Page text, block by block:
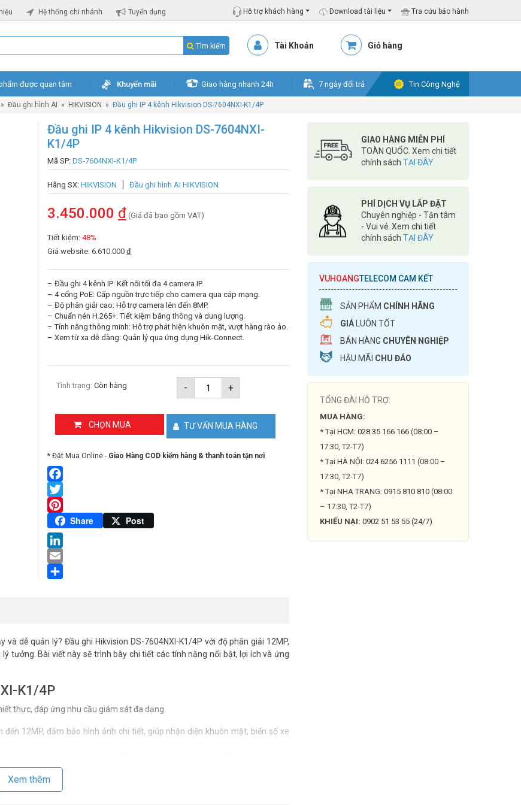
Hệ thống chi nhánh Tuyển dụng Hỗ trợ khách hàng Download tài liệu Tra cứu bảo hành
Tìm kiếm Tài Khoản Giỏ hàng
được quan tâm Khuyến mãi Giao hàng nhanh 24h 7 ngày đổi trả Tin Công Nghệ
» Đầu ghi hình AI » HIKVISION » Đầu ghi IP 4 kênh Hikvision DS-7604NXI-K1/4P
Đầu ghi IP 4 kênh Hikvision DS-7604NXI-
K1/4P
Mã SP: DS-7604NXI-K1/4P
Hãng SX: HIKVISION Đầu ghi hình AI HIKVISION
3.450.000 đ (Giá đã bao gồm VAT)
Tiết kiệm: 48%
Giá website: 6.610.000 đ
– Đầu ghi 4 kênh IP: Kết nối tối đa 4 camera IP.
– 4 cổng PoE: Cấp nguồn trực tiếp cho camera qua cáp mạng.
– Độ phân giải cao: Hỗ trợ camera lên đến 8MP.
– Chuẩn nén H.265+: Tiết kiệm băng thông và dung lượng.
– Tính năng thông minh: Hỗ trợ phát hiện khuôn mặt, vượt hàng rào ảo.
– Xem từ xa dễ dàng: Quản lý qua ứng dụng Hik-Connect.
-
Đầu
ghi
IP
kênh
Hikvision
DS-
K1/4P
+
Tình trạng: Còn hàng
CHỌN MUA TƯ VẤN MUA HÀNG
* Đặt Mua Online - Giao Hàng COD kiểm hàng & thanh toán tận nơi
Facebook
Twitter
Pinterest
Share Post
LinkedIn
Email
dễ quản lý? Đầu ghi Hikvision DS-7604NXI-K1/4P với độ phân giải 12MP,
tưởng. Bài viết này sẽ trình bày chi tiết các tính năng nổi bật, lợi ích và ứng
K1/4P
thực, đáp ứng nhu cầu giám sát đa dạng.
12MP, đảm bảo hình ảnh chi tiết, giúp nhận diện khuôn mặt, biển số xe
nguồn và truyền dữ liệu cho camera IP qua một dây cáp, đơn giản hóa việc
Xem thêm
GIAO HÀNG MIỄN PHÍ
TOÀN QUỐC. Xem chi tiết
chính sách TẠI ĐÂY
PHÍ DỊCH VỤ LẮP ĐẶT
Chuyên nghiệp - Tận tâm
- Vui vẻ. Xem chi tiết
chính sách TẠI ĐÂY
VUHOANGTELECOM CAM KẾT
SẢN PHẨM CHÍNH HÃNG
GIÁ LUÔN TỐT
BÁN HÀNG CHUYÊN NGHIỆP
HẬU MÃI CHU ĐÁO
TỔNG ĐÀI HỖ TRỢ:
MUA HÀNG:
* Tại HCM: 028 35 166 166 (08:00 –
17:30, T2-T7)
* Tại HÀ NỘI: 024 6256 1111 (08:00 –
17:30, T2-T7)
* Tại NHA TRANG: 0915 810 810 (08:00
– 17:30, T2-T7)
KHIẾU NẠI: 0902 51 53 55 (24/7)